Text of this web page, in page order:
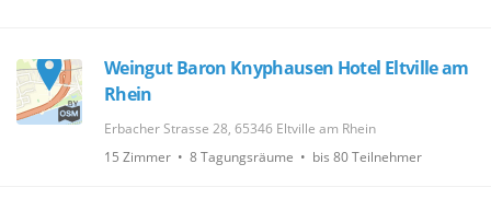
Weingut Baron Knyphausen Hotel Eltville am
Rhein
Erbacher Strasse 28, 65346 Eltville am Rhein
15 Zimmer • 8 Tagungsräume • bis 80 Teilnehmer